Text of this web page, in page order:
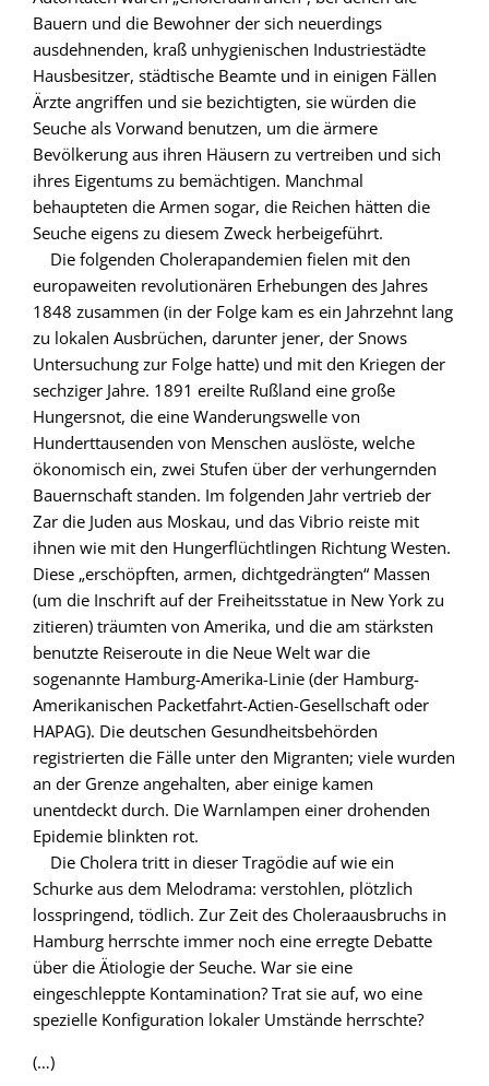
Bauern und die Bewohner der sich neuerdings
ausdehnenden, kraß unhygienischen Industriestädte
Hausbesitzer, städtische Beamte und in einigen Fällen
Ärzte angriffen und sie bezichtigten, sie würden die
Seuche als Vorwand benutzen, um die ärmere
Bevölkerung aus ihren Häusern zu vertreiben und sich
ihres Eigentums zu bemächtigen. Manchmal
behaupteten die Armen sogar, die Reichen hätten die
Seuche eigens zu diesem Zweck herbeigeführt.
Die folgenden Cholerapandemien fielen mit den
europaweiten revolutionären Erhebungen des Jahres
1848 zusammen (in der Folge kam es ein Jahrzehnt lang
zu lokalen Ausbrüchen, darunter jener, der Snows
Untersuchung zur Folge hatte) und mit den Kriegen der
sechziger Jahre. 1891 ereilte Rußland eine große
Hungersnot, die eine Wanderungswelle von
Hunderttausenden von Menschen auslöste, welche
ökonomisch ein, zwei Stufen über der verhungernden
Bauernschaft standen. Im folgenden Jahr vertrieb der
Zar die Juden aus Moskau, und das Vibrio reiste mit
ihnen wie mit den Hungerflüchtlingen Richtung Westen.
Diese „erschöpften, armen, dichtgedrängten“ Massen
(um die Inschrift auf der Freiheitsstatue in New York zu
zitieren) träumten von Amerika, und die am stärksten
benutzte Reiseroute in die Neue Welt war die
sogenannte Hamburg-Amerika-Linie (der Hamburg-
Amerikanischen Packetfahrt-Actien-Gesellschaft oder
HAPAG). Die deutschen Gesundheitsbehörden
registrierten die Fälle unter den Migranten; viele wurden
an der Grenze angehalten, aber einige kamen
unentdeckt durch. Die Warnlampen einer drohenden
Epidemie blinkten rot.
Die Cholera tritt in dieser Tragödie auf wie ein
Schurke aus dem Melodrama: verstohlen, plötzlich
losspringend, tödlich. Zur Zeit des Choleraausbruchs in
Hamburg herrschte immer noch eine erregte Debatte
über die Ätiologie der Seuche. War sie eine
eingeschleppte Kontamination? Trat sie auf, wo eine
spezielle Konfiguration lokaler Umstände herrschte?
(…)